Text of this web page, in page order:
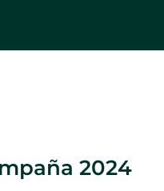
2024